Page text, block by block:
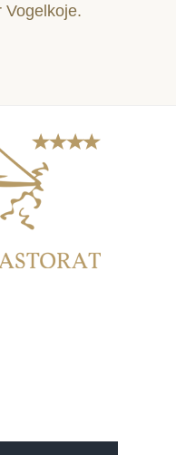
Vogelkoje.